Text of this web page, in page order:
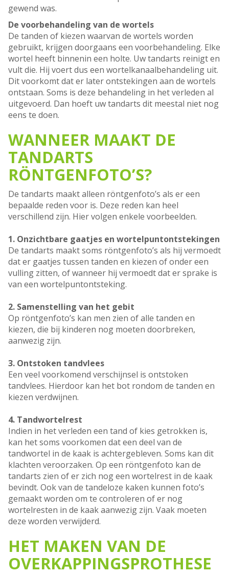
gewend was.
De voorbehandeling van de wortels
De tanden of kiezen waarvan de wortels worden
gebruikt, krijgen doorgaans een voorbehandeling. Elke
wortel heeft binnenin een holte. Uw tandarts reinigt en
vult die. Hij voert dus een wortelkanaalbehandeling uit.
Dit voorkomt dat er later ontstekingen aan de wortels
ontstaan. Soms is deze behandeling in het verleden al
uitgevoerd. Dan hoeft uw tandarts dit meestal niet nog
eens te doen.
WANNEER MAAKT DE
TANDARTS
RÖNTGENFOTO’S?
De tandarts maakt alleen röntgenfoto’s als er een
bepaalde reden voor is. Deze reden kan heel
verschillend zijn. Hier volgen enkele voorbeelden.
1. Onzichtbare gaatjes en wortelpuntontstekingen
De tandarts maakt soms röntgenfoto’s als hij vermoedt
dat er gaatjes tussen tanden en kiezen of onder een
vulling zitten, of wanneer hij vermoedt dat er sprake is
van een wortelpuntontsteking.
2. Samenstelling van het gebit
Op röntgenfoto’s kan men zien of alle tanden en
kiezen, die bij kinderen nog moeten doorbreken,
aanwezig zijn.
3. Ontstoken tandvlees
Een veel voorkomend verschijnsel is ontstoken
tandvlees. Hierdoor kan het bot rondom de tanden en
kiezen verdwijnen.
4. Tandwortelrest
Indien in het verleden een tand of kies getrokken is,
kan het soms voorkomen dat een deel van de
tandwortel in de kaak is achtergebleven. Soms kan dit
klachten veroorzaken. Op een röntgenfoto kan de
tandarts zien of er zich nog een wortelrest in de kaak
bevindt. Ook van de tandeloze kaken kunnen foto’s
gemaakt worden om te controleren of er nog
wortelresten in de kaak aanwezig zijn. Vaak moeten
deze worden verwijderd.
HET MAKEN VAN DE
OVERKAPPINGSPROTHESE